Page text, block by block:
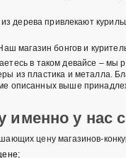
из дерева привлекают
магазин бонгов и
в таком девайсе – мы
из пластика и металла.
описанных выше
именно у нас
цену магазинов-